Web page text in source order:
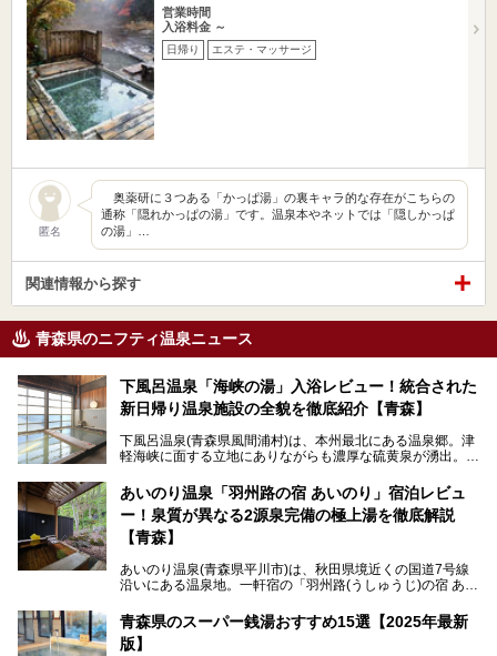
営業時間
入浴料金 ～
日帰り エステ・マッサージ
匿名
奥薬研に３つある「かっぱ湯」の裏キャラ的な存在がこちらの
通称「隠れかっぱの湯」です。温泉本やネットでは「隠しかっぱ
の湯」…
関連情報から探す
青森県のニフティ温泉ニュース
下風呂温泉「海峡の湯」入浴レビュー！統合された
新日帰り温泉施設の全貌を徹底紹介【青森】
下風呂温泉(青森県風間浦村)は、本州最北にある温泉郷。津
軽海峡に面する立地にありながらも濃厚な硫黄泉が湧出。良
泉ファンが訪れる温泉地です。
「海峡の湯」は、以前あった2つの共同浴場を統合し、2020
年12月にオープンした日帰り入浴施設。かつて別々の共同
浴場で使用された2つの源泉を楽しめる点が魅力です。また
無料休憩室や食事処も併設し、地元常連客のみならず観光客
にも利用しやすい施設へ変貌しました。
今回、筆者は実際に海峡の湯へ訪問・入浴し、その魅力を徹
底解説します！
あいのり温泉「羽州路の宿 あいのり」宿泊レビュ
ー！泉質が異なる2源泉完備の極上湯を徹底解説
【青森】
あいのり温泉(青森県平川市)は、秋田県境近くの国道7号線
沿いにある温泉地。一軒宿の「羽州路(うしゅうじ)の宿 あい
(通称:赤湯)と無色透明の単純温泉という2種類の源泉を使用
し、いずれも源泉100％かけ流しで提供している点でしょ
う。
青森県のスーパー銭湯おすすめ15選【2025年最新
版】